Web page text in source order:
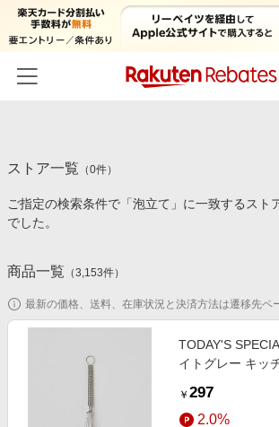
カテゴリー一覧
百貨店・総合ECモール
食品・スイーツ・お酒
コスメ・健康・医薬品
キッズ・ベビー用品
家電・PC・スマホ・カメラ
イベント一覧
初回購入者限定特典
対象ストア新規限定特典
電子書籍特集
楽天ペイ導入ストア
楽天サービス特集
楽天IDでログイン/会員登録
ストア一覧 （0件）
ご指定の検索条件で「泡立て」に一致するスト
でした。
商品一覧 （3,153件）
最新の価格、送料、在庫状況と決済方法は遷移先ペ
TODAY'S
イトグレー キッ
ST アンドエステ
ティ）
￥ 297
2.0%